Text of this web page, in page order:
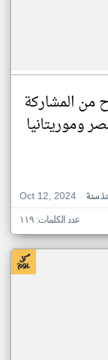
المشاركة
وموريتانيا
Oct 12, 2024
سنة
عدد الكلمات: ١١٩